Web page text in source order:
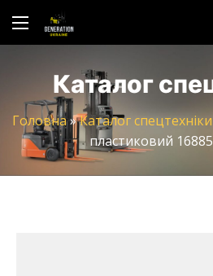
Каталог
Головна»Каталог спецтехніки
пластиковий